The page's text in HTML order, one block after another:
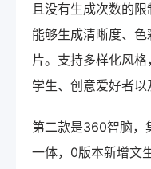
且没有生成次数的限
能够生成清晰度、
片。支持多样化风格
学生、创意爱好者以
第二款是360智脑，
一体，0版本新增文